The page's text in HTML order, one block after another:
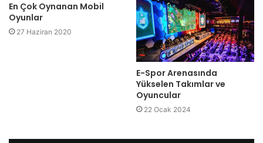
En Çok Oynanan Mobil
Oyunlar
27 Haziran 2020
E-Spor Arenasında
Yükselen Takımlar ve
Oyuncular
22 Ocak 2024